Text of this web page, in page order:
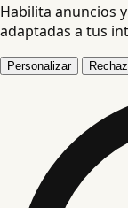
Habilita anuncios
adaptadas a tus
Personalizar